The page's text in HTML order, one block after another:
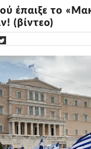
έπαιξε το
(βίντεο)